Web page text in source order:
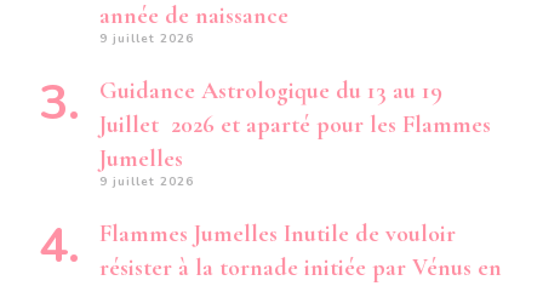
année de naissance
9 juillet 2026
Guidance Astrologique du 13 au 19
Juillet 2026 et aparté pour les Flammes
Jumelles
9 juillet 2026
Flammes Jumelles Inutile de vouloir
résister à la tornade initiée par Vénus en